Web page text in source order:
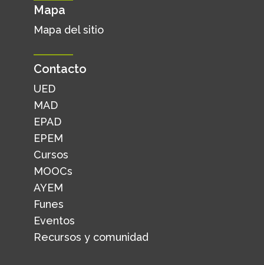
Mapa
Mapa del sitio
Contacto
UED
MAD
EPAD
EPEM
Cursos
MOOCs
AYEM
Funes
Eventos
Recursos y comunidad